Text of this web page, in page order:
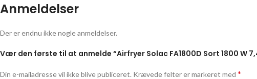
Anmeldelser
Der er endnu ikke nogle anmeldelser.
Vær den første til at anmelde “Airfryer Solac FA1800D Sort 1800 W
Din e-mailadresse vil ikke blive publiceret. Krævede felter er markeret med *